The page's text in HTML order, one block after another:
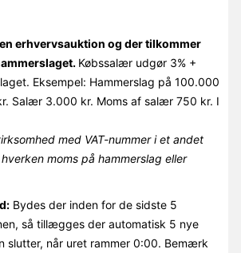
erhvervsauktion og der tilkommer
Købssalær udgør 3% +
Eksempel: Hammerslag på 100.000
Salær 3.000 kr. Moms af salær 750 kr. I
med VAT-nummer i et andet
moms på hammerslag eller
Bydes der inden for de sidste 5
så tillægges der automatisk 5 nye
slutter, når uret rammer 0:00. Bemærk